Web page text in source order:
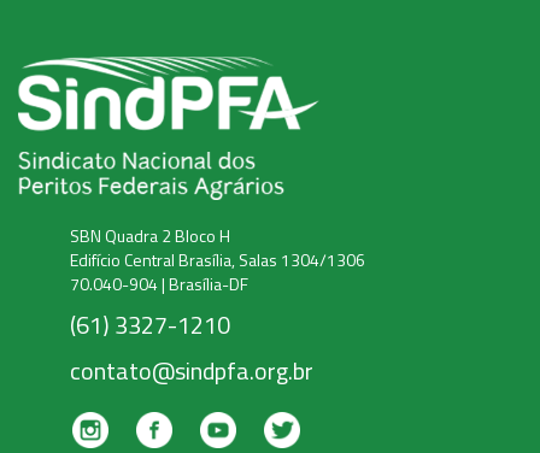
SBN Quadra 2 Bloco H
Edifício Central Brasília, Salas 1304/1306
70.040-904 | Brasília-DF
(61) 3327-1210
contato@sindpfa.org.br